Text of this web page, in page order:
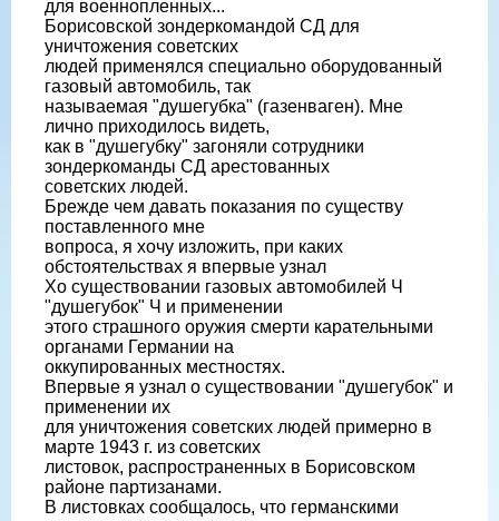
для военнопленных...
Борисовской зондеркомандой СД для
уничтожения советских
людей применялся специально оборудованный
газовый автомобиль, так
называемая "душегубка" (газенваген). Мне
лично приходилось видеть,
как в "душегубку" загоняли сотрудники
зондеркоманды СД арестованных
советских людей.
Брежде чем давать показания по существу
поставленного мне
вопроса, я хочу изложить, при каких
обстоятельствах я впервые узнал
Хо существовании газовых автомобилей Ч
"душегубок" Ч и применении
этого страшного оружия смерти карательными
органами Германии на
оккупированных местностях.
Впервые я узнал о существовании "душегубок" и
применении их
для уничтожения советских людей примерно в
марте 1943 г. из советских
листовок, распространенных в Борисовском
районе партизанами.
В листовках сообщалось, что германскими